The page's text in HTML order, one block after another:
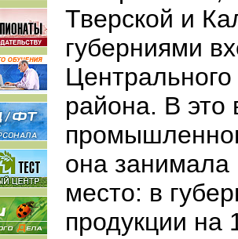
Тверской и
губерниями
района. В это
она занимала
место: в
продукции на